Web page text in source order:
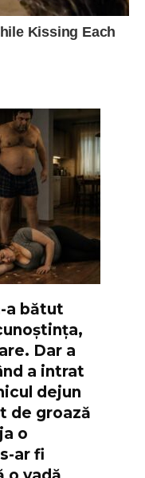
a bătut
Dar a
a intrat
dejun
de groază
o
ar fi